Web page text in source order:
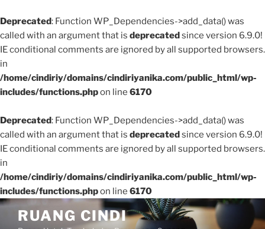
Deprecated: Function WP_Dependencies->add_data() was
called with an argument that is deprecatedsince version 6.9.0!
IE conditional comments are ignored by all supported browsers.
in
/home/cindiriy/domains/cindiriyanika.com/public_html/wp-
includes/functions.phpon line 6170
Deprecated: Function WP_Dependencies->add_data() was
called with an argument that is deprecatedsince version 6.9.0!
IE conditional comments are ignored by all supported browsers.
in
/home/cindiriy/domains/cindiriyanika.com/public_html/wp-
includes/functions.phpon line 6170
Skip
RUANG CINDI